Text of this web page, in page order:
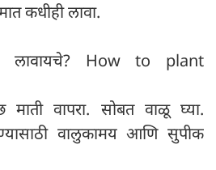
कधीही लावा.
लावायचे? How to plant
वापरा. सोबत वाळू घ्या.
वालुकामय आणि सुपीक